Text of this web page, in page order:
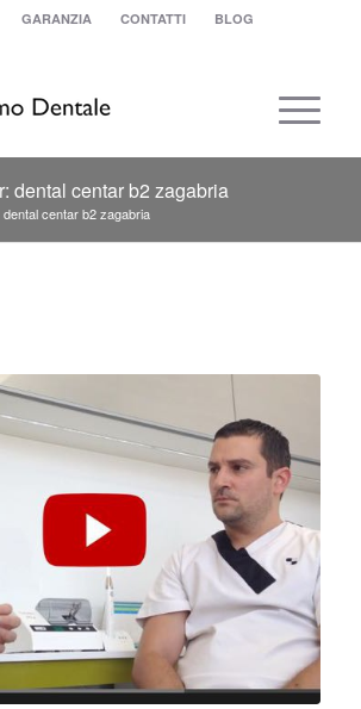
GARANZIA CONTATTI BLOG
dental centar b2 zagabria
dental centar b2 zagabria